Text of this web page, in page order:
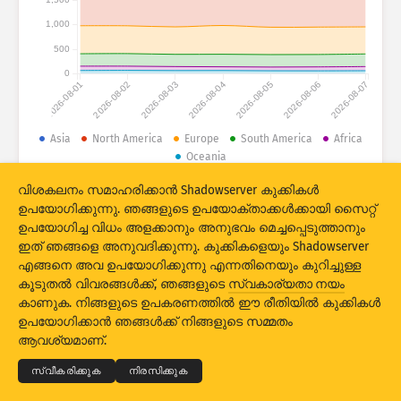
ആക്രമണ സ്ഥിതിവിവരക്കണക്കുകൾ: ഉപകരണങ്ങൾ
സഹായം
ടാഗുകൾ
രാജ്യങ്ങൾ
പരിധി
ഇപ്രകാരം ഗ്രൂപ്പാക്കുക
Stacking
സമാഹരിച്ചു ഓവർലാപ്പിംഗ്
യാന്ത്രിക അപ്‌ഡേറ്റ് ഫലങ്ങൾ
അപ്‌ഡേറ്റ് ചെയ്യുക റീസെറ്റ് ചെയ്യുക
PNG ആയി ഡൗൺലോഡ്
ചെയ്യുക
2026-08-01 2026-08-02 2026-08-03 2026-08-04 2026-08-05 2026-08-06 2026-08-07
0
500
1,000
Asia North America Europe South America
Africa
Oceania
© 2026 The Shadowserver Foundation
© 2026THE SHADOWSERVER FOUNDATION
സ്വകാര്യതയും വ്യവസ്ഥകളും
ഞങ്ങളെ ബന്ധപ്പെടുക
ക്രെഡിറ്റുകൾ
ഭാഷ
വിശകലനം സമാഹരിക്കാൻ Shadowserver കുക്കികൾ
ഉപയോഗിക്കുന്നു. ഞങ്ങളുടെ ഉപയോക്താക്കൾക്കായി സൈറ്റ്
ഉപയോഗിച്ച വിധം അളക്കാനും അനുഭവം മെച്ചപ്പെടുത്താനും
ഇത് ഞങ്ങളെ അനുവദിക്കുന്നു. കുക്കികളെയും Shadowserver
എങ്ങനെ അവ ഉപയോഗിക്കുന്നു എന്നതിനെയും കുറിച്ചുള്ള
കൂടുതൽ വിവരങ്ങൾക്ക്, ഞങ്ങളുടെ സ്വകാര്യതാ നയം
കാണുക. നിങ്ങളുടെ ഉപകരണത്തിൽ ഈ രീതിയിൽ കുക്കികൾ
ഉപയോഗിക്കാൻ ഞങ്ങൾക്ക് നിങ്ങളുടെ സമ്മതം
ആവശ്യമാണ്.
സ്വീകരിക്കുക നിരസിക്കുക